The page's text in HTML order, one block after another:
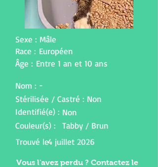
Sexe : Mâle
Race : Européen
Âge : Entre 1 an et 10 ans
Nom : -
Stérilisée / Castré : Non
Identifié(e) : Non
Couleur(s) :
Tabby / Brun
Trouvé le4 juillet 2026
Vous l'avez perdu ? Contactez le